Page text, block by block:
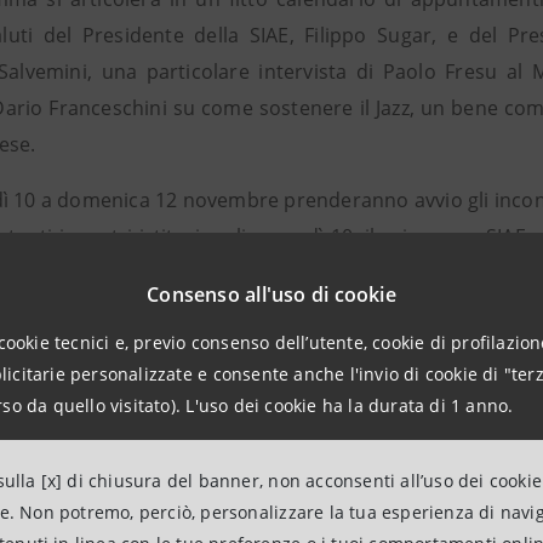
Consenso all'uso di cookie
tecnici e, previo consenso dell’utente, cookie di
personalizzate e consente anche l'invio di cookie di
da quello visitato). L'uso dei cookie ha la durata di 1 anno.
[x] di chiusura del banner, non acconsenti all’uso dei
Non potremo, perciò, personalizzare la tua esperienza di
del Presidente della SIAE, Filippo Sugar, e del
una particolare intervista di Paolo Fresu
Franceschini su come sostenere il Jazz, un bene
10 a domenica 12 novembre prenderanno avvio gli
incontri istituzionali venerdì 10: il primo con
Jazz in Italia, il secondo con Onofrio Cutaia,
delle Attività Culturali e del Turismo, che
Spettacolo (FUS).
appuntamenti previsti, venerdì 10 saranno affrontati
e quello della situazione del mercato
sabato 11 sarà presentato uno studio realizzato
ed economiche che i festival Jazz producono sul